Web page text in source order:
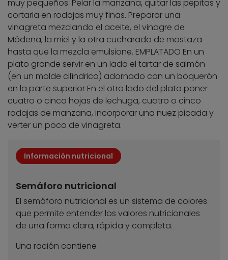
muy pequeños. Pelar la manzana, quitar las pepitas y
cortarla en rodajas muy finas. Preparar una
vinagreta mezclando el aceite, el vinagre de
Módena, la miel y la otra cucharada de mostaza
hasta que la mezcla emulsione. EMPLATADO En un
plato grande servir en un lado el tartar de salmón
(en un molde cilíndrico) adornado con un boquerón
en la parte superior En el otro lado del plato poner
cuatro o cinco hojas de lechuga, cuatro o cinco
rodajas de manzana, incorporar una nuez picada y
verter un poco de vinagreta.
Información nutricional
Semáforo nutricional
El semáforo nutricional es un sistema de colores
que permite entender los valores nutricionales
de una forma clara, rápida y completa.
Una ración contiene